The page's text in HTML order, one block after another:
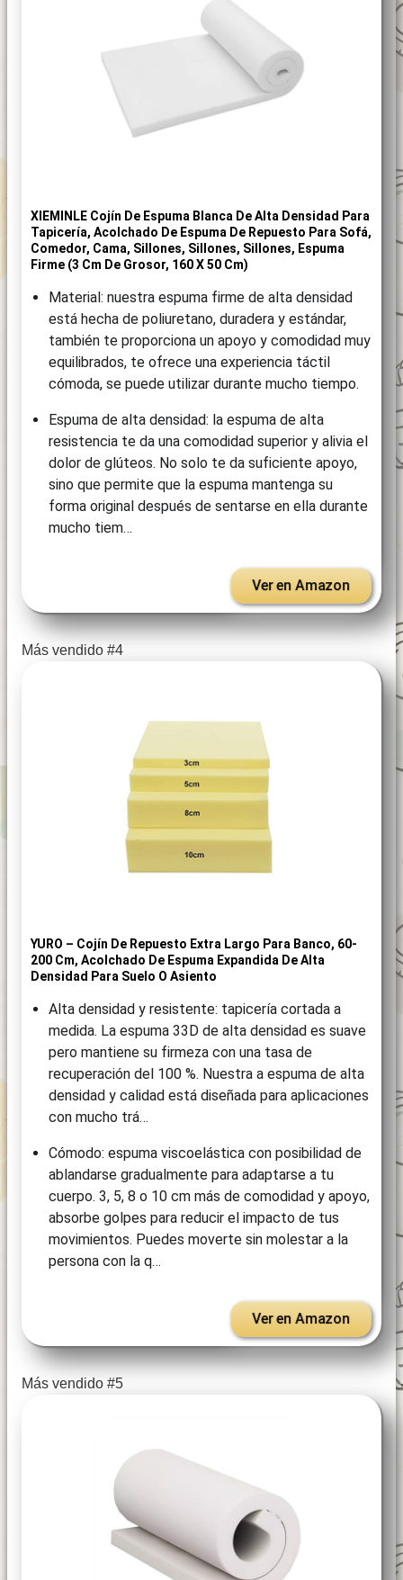
XIEMINLE Cojín De Espuma Blanca De Alta Densidad Para
Tapicería, Acolchado De Espuma De Repuesto Para Sofá,
Comedor, Cama, Sillones, Sillones, Sillones, Espuma
Firme (3 Cm De Grosor, 160 X 50 Cm)
Material: nuestra espuma firme de alta densidad
está hecha de poliuretano, duradera y estándar,
también te proporciona un apoyo y comodidad muy
equilibrados, te ofrece una experiencia táctil
cómoda, se puede utilizar durante mucho tiempo.
Espuma de alta densidad: la espuma de alta
resistencia te da una comodidad superior y alivia el
dolor de glúteos. No solo te da suficiente apoyo,
sino que permite que la espuma mantenga su
forma original después de sentarse en ella durante
mucho tiem…
Ver en Amazon
Más vendido #4
YURO – Cojín De Repuesto Extra Largo Para Banco, 60-
200 Cm, Acolchado De Espuma Expandida De Alta
Densidad Para Suelo O Asiento
Alta densidad y resistente: tapicería cortada a
medida. La espuma 33D de alta densidad es suave
pero mantiene su firmeza con una tasa de
recuperación del 100 %. Nuestra a espuma de alta
densidad y calidad está diseñada para aplicaciones
con mucho trá…
Cómodo: espuma viscoelástica con posibilidad de
ablandarse gradualmente para adaptarse a tu
cuerpo. 3, 5, 8 o 10 cm más de comodidad y apoyo,
absorbe golpes para reducir el impacto de tus
movimientos. Puedes moverte sin molestar a la
persona con la q…
Ver en Amazon
Más vendido #5